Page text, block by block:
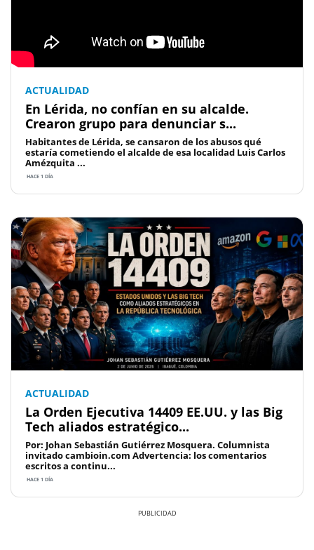
ACTUALIDAD
En Lérida, no confían en su alcalde.
Crearon grupo para denunciar s...
Habitantes de Lérida, se cansaron de los abusos qué
estaría cometiendo el alcalde de esa localidad Luis Carlos
Amézquita ...
HACE 1 DÍA
ACTUALIDAD
La Orden Ejecutiva 14409 EE.UU. y las Big
Tech aliados estratégico...
Por: Johan Sebastián Gutiérrez Mosquera. Columnista
invitado cambioin.com Advertencia: los comentarios
escritos a continu...
HACE 1 DÍA